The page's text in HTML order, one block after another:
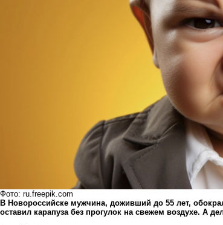
Фото: ru.freepik.com
В Новороссийске мужчина, доживший до 55 лет,
оставил карапуза без прогулок на свежем воздухе. А